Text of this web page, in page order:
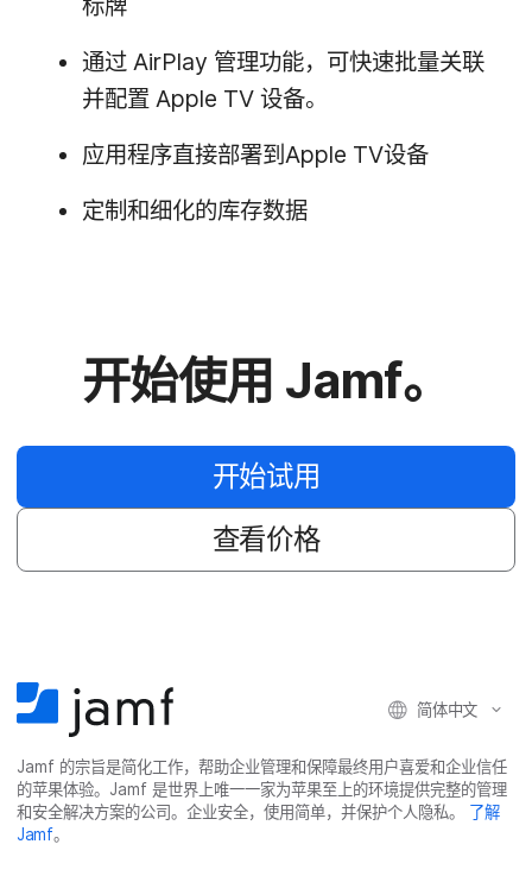
标牌
通过AirPlay 管理​功能，​可​快速​批量​关联​
并​配置 Apple TV 设备。
应用​程序​直接​部署​到 Apple TV设备
定制​和​细化​的​库存数​据
开始​使用 Jamf。
开始​试用
查​看​价格
简体​中文
Jamf 的​宗旨​是​简化​工作，​帮助​企业​管理​和​保障​最​终​用​户​喜爱​和​企业​信任​
的​苹果​体验。 Jamf是​世界​上​唯​一​一​家​为​苹果​至​上​的​环境​提供​完整​的​管理​
和​安全​解决​方案​的​公司。​企业​安全，​使用​简单，​并​保护​个​人​隐私。
了解
Jamf。